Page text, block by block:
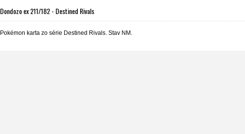
Dondozo ex 211/182 - Destined Rivals
Pokémon karta zo série Destined Rivals. Stav NM.